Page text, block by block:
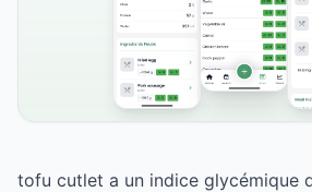
tofu cutlet a un indice glycémique